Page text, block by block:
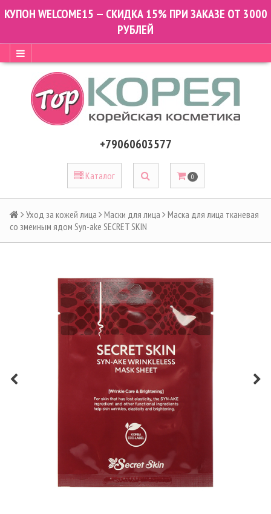
КУПОН WELCOME15 — СКИДКА 15% ПРИ ЗАКАЗЕ ОТ 3000
РУБЛЕЙ
+79060603577
Каталог 0
Уход за кожей лица Маски для лица
Маска для лица тканевая
со змеиным ядом Syn-ake SECRET SKIN